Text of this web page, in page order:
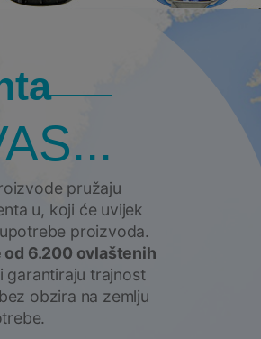
pružaju
u, koji će uvijek
proizvoda.
od 6.200 ovlaštenih
garantiraju trajnost
obzira na zemlju